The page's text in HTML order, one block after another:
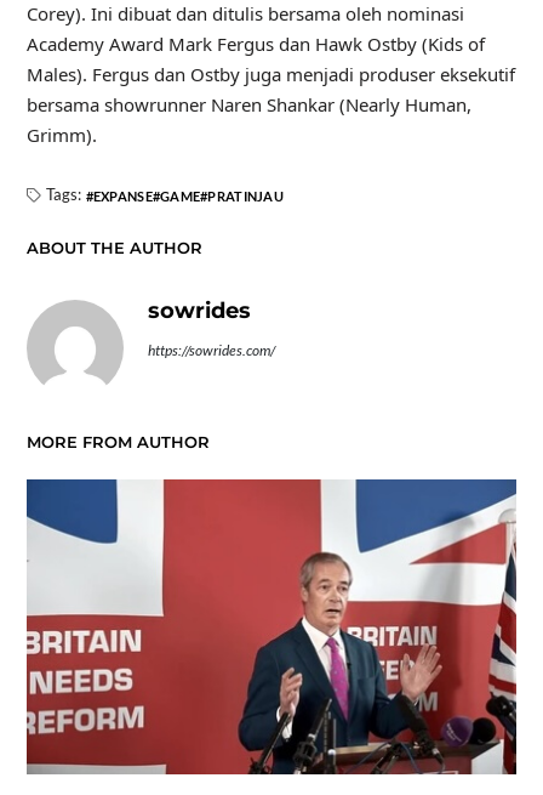
Corey). Ini dibuat dan ditulis bersama oleh nominasi
Academy Award Mark Fergus dan Hawk Ostby (Kids of
Males). Fergus dan Ostby juga menjadi produser eksekutif
bersama showrunner Naren Shankar (Nearly Human,
Grimm).
Tags: EXPANSE GAME PRATINJAU
ABOUT THE AUTHOR
sowrides
https://sowrides.com/
MORE FROM AUTHOR